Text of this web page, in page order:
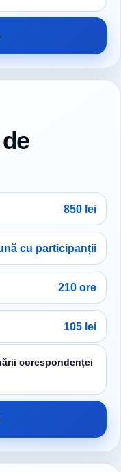
850 lei
cu participanții
210 ore
105 lei
corespondenței